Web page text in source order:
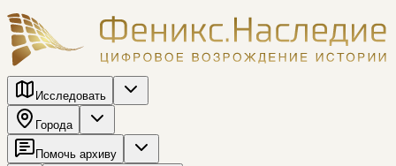
Исследовать
Города
Помочь архиву